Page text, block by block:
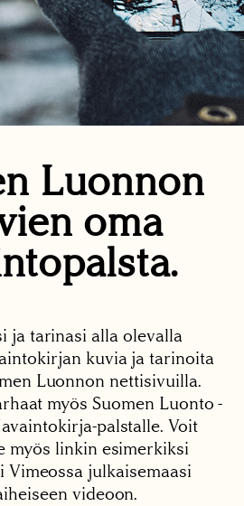
Luonnon
oma
ja tarinasi alla olevalla
kuvia ja tarinoita
Luonnon nettisivuilla.
myös Suomen Luonto -
palstalle. Voit
myös linkin esimerkiksi
Vimeossa julkaisemaasi
videoon.